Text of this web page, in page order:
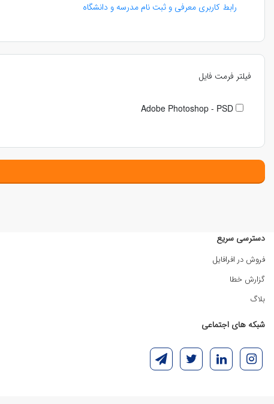
رابط کاربری معرفی و ثبت نام مدرسه و دانشگاه
فیلتر فرمت فایل
Adobe Photoshop - PSD
دسترسی سریع
فروش در افرافایل
گزارش خطا
بلاگ
شبکه های اجتماعی